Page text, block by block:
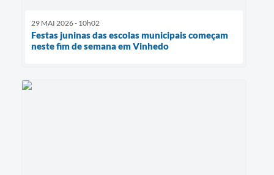
29 MAI 2026 - 10h02
Festas juninas das escolas municipais começam
neste fim de semana em Vinhedo